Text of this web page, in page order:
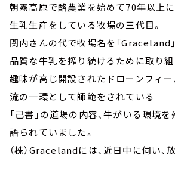
朝霧高原で酪農業を始めて70年以上
生乳生産をしている牧場の三代目。
関内さんの代で牧場名を「Graceland
品質な牛乳を搾り続けるために取り組
趣味が高じ開設されたドローンフィー
流の一環として師範をされている
「己書」の道場の内容、牛がいる環境
語られていました。
（株）Gracelandには、近日中に伺い、